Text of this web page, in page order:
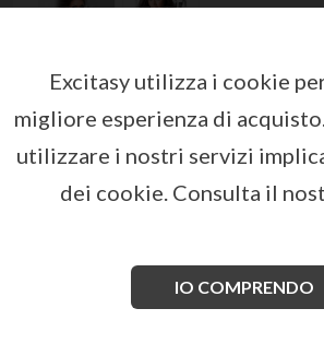
GUANTI CR-3192
EX00487
Avvolgetevi nella morbidezza del
Excitasy utilizza i cookie
migliore esperienza di
utilizzare i nostri servizi
dei cookie. Consulta il
IO COMPRENDO